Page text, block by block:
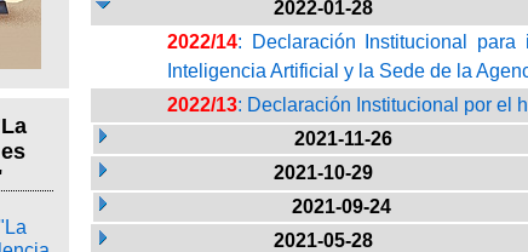
2022-01-28
2022/14: Declaración Institucional
Inteligencia Artificial y la Sede de la
2022/13: Declaración Institucional por el
2021-11-26
2021-10-29
2021-09-24
2021-05-28